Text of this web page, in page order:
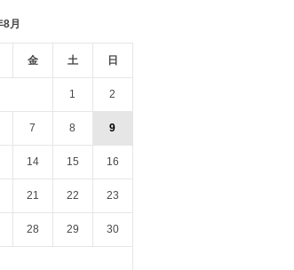
月
金 土 日
1 2
7 8 9
14 15 16
21 22 23
28 29 30